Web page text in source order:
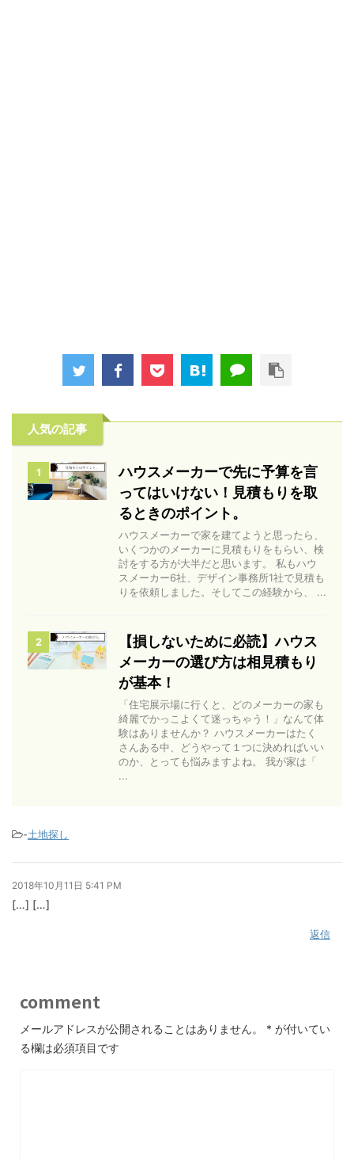
人気の記事
1
ハウスメーカーで先に予算を言
ってはいけない！見積もりを取
るときのポイント。
ハウスメーカーで家を建てようと思ったら、
いくつかのメーカーに見積もりをもらい、検
討をする方が大半だと思います。 私もハウ
スメーカー6社、デザイン事務所1社で見積も
りを依頼しました。そしてこの経験から、 ...
2
【損しないために必読】ハウス
メーカーの選び方は相見積もり
が基本！
「住宅展示場に行くと、どのメーカーの家も
綺麗でかっこよくて迷っちゃう！」なんて体
験はありませんか？ ハウスメーカーはたく
さんある中、どうやって１つに決めればいい
のか、とっても悩みますよね。 我が家は「
...
-土地探し
2018年10月11日 5:41 PM
[…] […]
返信
comment
メールアドレスが公開されることはありません。 * が付いてい
る欄は必須項目です